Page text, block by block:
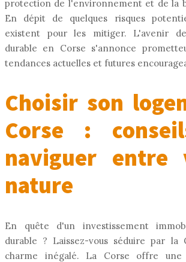
protection de l'environnement et de la
En dépit de quelques risques
existent pour les mitiger. L'avenir
durable en Corse s'annonce
tendances actuelles et futures
Choisir son
Corse :
naviguer
nature
En quête d'un investissement
durable ? Laissez-vous séduire par la
charme inégalé. La Corse offre une